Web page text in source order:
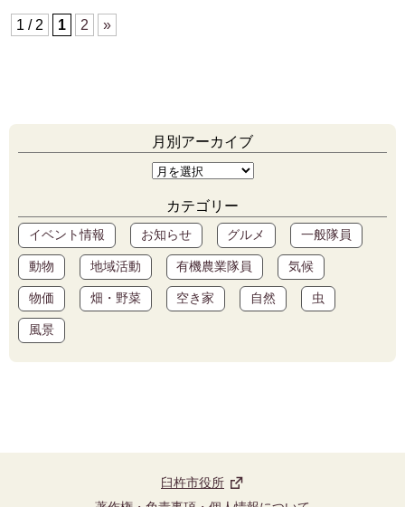
1 / 2 1 2 »
月別アーカイブ
カテゴリー
イベント情報 お知らせ グルメ 一般隊員
動物 地域活動 有機農業隊員 気候
物価 畑・野菜 空き家 自然 虫
風景
臼杵市役所